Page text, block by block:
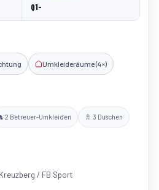
Q1-
Umkleideräume (4×)
2 Betreuer-Umkleiden 🚿 3 Duschen
/ FB Sport